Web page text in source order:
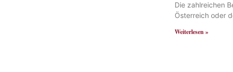
Die zahlreichen
Österreich oder
Weiterlesen »